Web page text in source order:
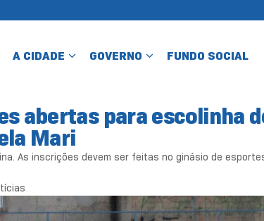
A CIDADE GOVERNO FUNDO SOCIAL
abertas para escolinha
Mari
As inscrições devem ser feitas no ginásio de